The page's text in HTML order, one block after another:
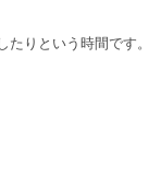
りという時間です。